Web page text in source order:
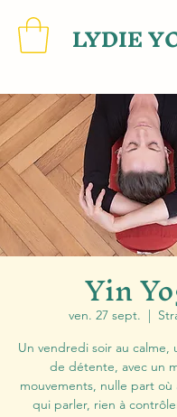
LYDIE
Yin
ven. 27 sept.
Un vendredi soir au calme,
de détente, avec un
mouvements, nulle part où
qui parler, rien à